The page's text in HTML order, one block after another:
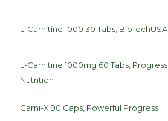
L-Carnitine 1000 30 Tabs, BioTechUSA
L-Carnitine 1000mg 60 Tabs, Progress
Nutrition
Carni-X 90 Caps, Powerful Progress